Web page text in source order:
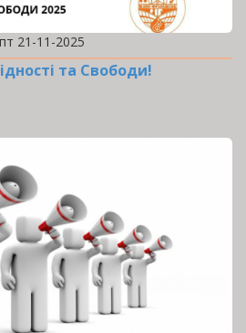
пт 21-11-2025
та Свободи!